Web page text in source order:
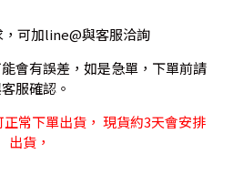
可加line@與客服洽詢
會有誤差，如是急單，下單前請
服確認。
常下單出貨， 現貨約3天會安排
出貨，